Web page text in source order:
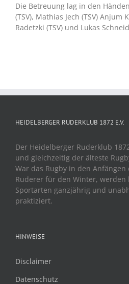
Die Betreuung lag in den
(TSV), Mathias Jech (TSV) Anjum
Radetzki (TSV) und Lukas
HEIDELBERGER RUDERKLUB 1872 E.V.
Der Heidelberger Ruderklub
und gleichzeitig der älteste
War das Rugby in den
Ruderer für den Winter, werden
Sportarten ganzjährig und
praktiziert.
HINWEISE
Disclaimer
Datenschutz